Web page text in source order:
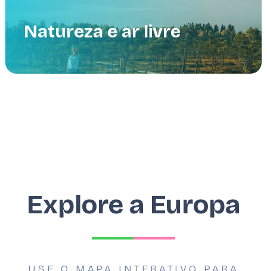
Natureza e ar livre
Explore a Europa